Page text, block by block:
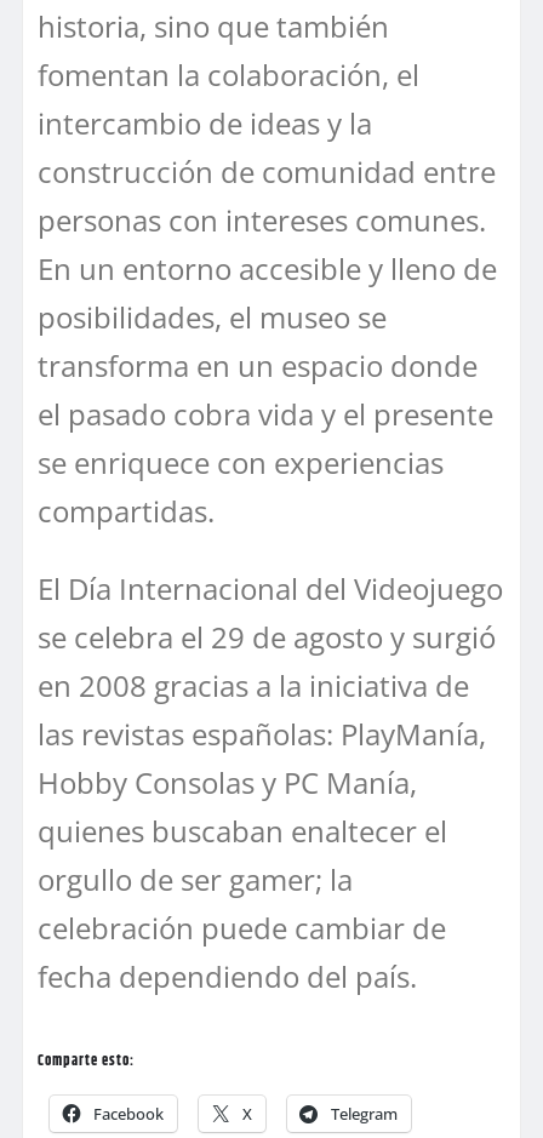
historia, sino que también
fomentan la colaboración, el
intercambio de ideas y la
construcción de comunidad entre
personas con intereses comunes.
En un entorno accesible y lleno de
posibilidades, el museo se
transforma en un espacio donde
el pasado cobra vida y el presente
se enriquece con experiencias
compartidas.
El Día Internacional del Videojuego
se celebra el 29 de agosto y surgió
en 2008 gracias a la iniciativa de
las revistas españolas: PlayManía,
Hobby Consolas y PC Manía,
quienes buscaban enaltecer el
orgullo de ser gamer; la
celebración puede cambiar de
fecha dependiendo del país.
Comparte esto:
Facebook X Telegram